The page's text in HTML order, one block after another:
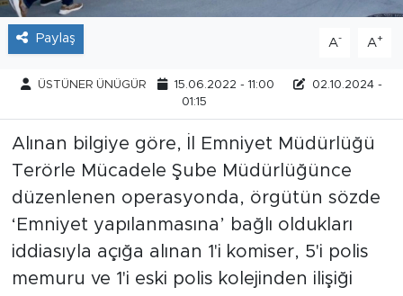
Paylaş A- A+
ÜSTÜNER ÜNÜGÜR 15.06.2022 - 11:00
02.10.2024 -
01:15
Alınan bilgiye göre, İl Emniyet Müdürlüğü
Terörle Mücadele Şube Müdürlüğünce
düzenlenen operasyonda, örgütün sözde
‘Emniyet yapılanmasına’ bağlı oldukları
iddiasıyla açığa alınan 1'i komiser, 5'i polis
memuru ve 1'i eski polis kolejinden ilişiği
Foto Şaka
Teknoloji
Politika